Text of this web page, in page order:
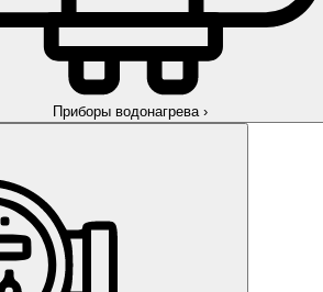
Приборы водонагрева ›